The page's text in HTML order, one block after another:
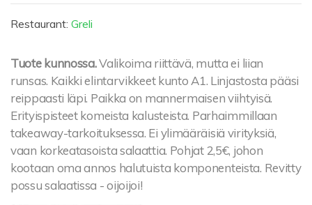
Restaurant: Greli
Tuote kunnossa.Valikoima riittävä, mutta ei liian
runsas. Kaikki elintarvikkeet kunto A1. Linjastosta pääsi
reippaasti läpi. Paikka on mannermaisen viihtyisä.
Erityispisteet komeista kalusteista. Parhaimmillaan
takeaway-tarkoituksessa. Ei ylimääräisiä virityksiä,
vaan korkeatasoista salaattia. Pohjat 2,5€, johon
kootaan oma annos halutuista komponenteista. Revitty
possu salaatissa - oijoijoi!